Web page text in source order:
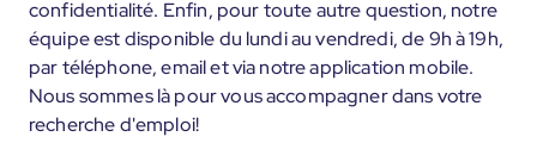
confidentialité. Enfin, pour toute autre question, notre
équipe est disponible du lundi au vendredi, de 9h à 19h,
par téléphone, email et via notre application mobile.
Nous sommes là pour vous accompagner dans votre
recherche d'emploi!